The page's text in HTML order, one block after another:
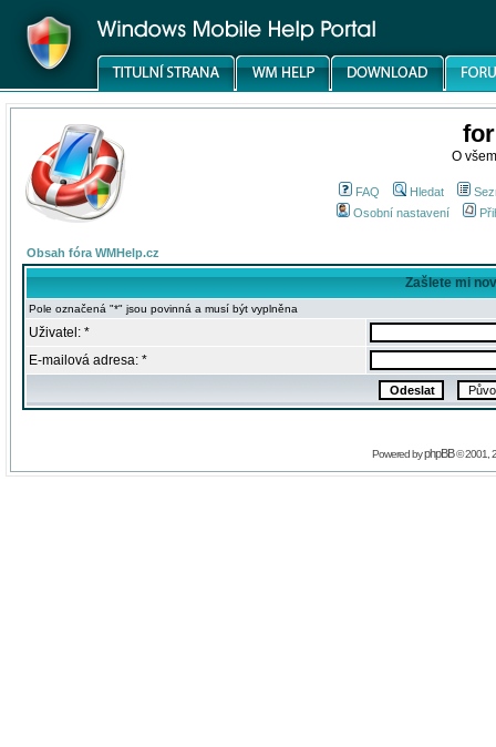
O
FAQ Hledat
Osobní nastavení
Obsah fóra WMHelp.cz
Zašlete mi
Pole označená "*" jsou povinná a musí být vyplněna
Uživatel: *
E-mailová adresa: *
Powered byphpBB© 2001,